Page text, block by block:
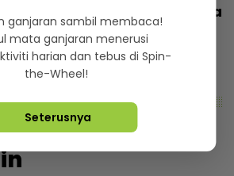
Lamine Yamal, pemuda
siakan peluang... Banyak
nak bergambar
PM
ganjaran sambil membaca!
mata ganjaran menerusi
harian dan tebus di Spin-
the-Wheel!
Seterusnya